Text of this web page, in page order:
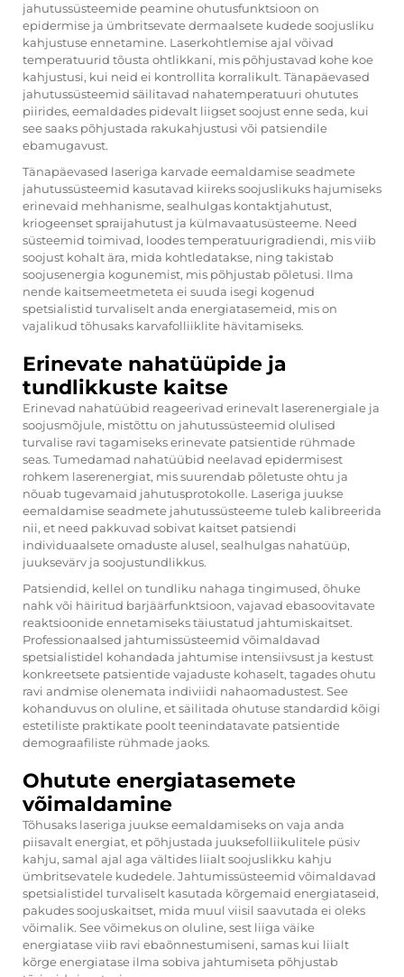
jahutussüsteemide peamine ohutusfunktsioon on
epidermise ja ümbritsevate dermaalsete kudede soojusliku
kahjustuse ennetamine. Laserkohtlemise ajal võivad
temperatuurid tõusta ohtlikkani, mis põhjustavad kohe koe
kahjustusi, kui neid ei kontrollita korralikult. Tänapäevased
jahutussüsteemid säilitavad nahatemperatuuri ohututes
piirides, eemaldades pidevalt liigset soojust enne seda, kui
see saaks põhjustada rakukahjustusi või patsiendile
ebamugavust.
Tänapäevased laseriga karvade eemaldamise seadmete
jahutussüsteemid kasutavad kiireks soojuslikuks hajumiseks
erinevaid mehhanisme, sealhulgas kontaktjahutust,
kriogeenset spraijahutust ja külmavaatusüsteeme. Need
süsteemid toimivad, loodes temperatuurigradiendi, mis viib
soojust kohalt ära, mida kohtledatakse, ning takistab
soojusenergia kogunemist, mis põhjustab põletusi. Ilma
nende kaitsemeetmeteta ei suuda isegi kogenud
spetsialistid turvaliselt anda energiatasemeid, mis on
vajalikud tõhusaks karvafolliiklite hävitamiseks.
Erinevate nahatüüpide ja
tundlikkuste kaitse
Erinevad nahatüübid reageerivad erinevalt laserenergiale ja
soojusmõjule, mistõttu on jahutussüsteemid olulised
turvalise ravi tagamiseks erinevate patsientide rühmade
seas. Tumedamad nahatüübid neelavad epidermisest
rohkem laserenergiat, mis suurendab põletuste ohtu ja
nõuab tugevamaid jahutusprotokolle. Laseriga juukse
eemaldamise seadmete jahutussüsteeme tuleb kalibreerida
nii, et need pakkuvad sobivat kaitset patsiendi
individuaalsete omaduste alusel, sealhulgas nahatüüp,
juuksevärv ja soojustundlikkus.
Patsiendid, kellel on tundliku nahaga tingimused, õhuke
nahk või häiritud barjäärfunktsioon, vajavad ebasoovitavate
reaktsioonide ennetamiseks täiustatud jahtumiskaitset.
Professionaalsed jahtumissüsteemid võimaldavad
spetsialistidel kohandada jahtumise intensiivsust ja kestust
konkreetsete patsientide vajaduste kohaselt, tagades ohutu
ravi andmise olenemata indiviidi nahaomadustest. See
kohanduvus on oluline, et säilitada ohutuse standardid kõigi
estetiliste praktikate poolt teenindatavate patsientide
demograafiliste rühmade jaoks.
Ohutute energiatasemete
võimaldamine
Tõhusaks laseriga juukse eemaldamiseks on vaja anda
piisavalt energiat, et põhjustada juuksefolliikulitele püsiv
kahju, samal ajal aga vältides liialt soojuslikku kahju
ümbritsevatele kudedele. Jahtumissüsteemid võimaldavad
spetsialistidel turvaliselt kasutada kõrgemaid energiataseid,
pakudes soojuskaitset, mida muul viisil saavutada ei oleks
võimalik. See võimekus on oluline, sest liiga väike
energiatase viib ravi ebaõnnestumiseni, samas kui liialt
kõrge energiatase ilma sobiva jahtumiseta põhjustab